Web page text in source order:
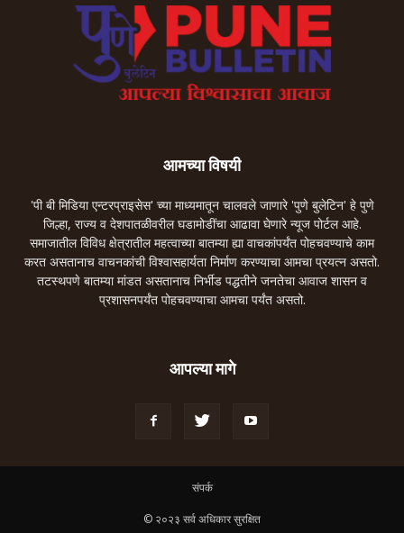
आमच्या विषयी
'पी बी मिडिया एन्टरप्राइसेस' च्या माध्यमातून चालवले जाणारे 'पुणे बुलेटिन' हे पुणे
जिल्हा, राज्य व देशपातळीवरील घडामोडींचा आढावा घेणारे न्यूज पोर्टल आहे.
समाजातील विविध क्षेत्रातील महत्वाच्या बातम्या ह्या वाचकांपर्यंत पोहचवण्याचे काम
करत असतानाच वाचनकांची विश्वासहार्यता निर्माण करण्याचा आमचा प्रयत्न असतो.
तटस्थपणे बातम्या मांडत असतानाच निर्भीड पद्धतीने जनतेचा आवाज शासन व
प्रशासनपर्यंत पोहचवण्याचा आमचा पर्यंत असतो.
आपल्या मागे
संपर्क
© २०२३ सर्व अधिकार सुरक्षित